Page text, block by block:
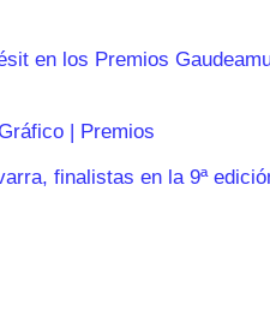
en los Premios
| Premios
finalistas en la 9ª